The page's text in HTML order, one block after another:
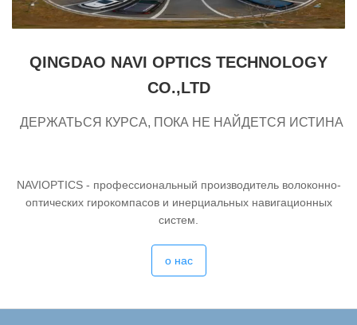
QINGDAO NAVI OPTICS TECHNOLOGY
CO.,LTD
ДЕРЖАТЬСЯ КУРСА, ПОКА НЕ НАЙДЕТСЯ ИСТИНА
NAVIOPTICS - профессиональный производитель волоконно-
оптических гирокомпасов и инерциальных навигационных
систем.
о нас